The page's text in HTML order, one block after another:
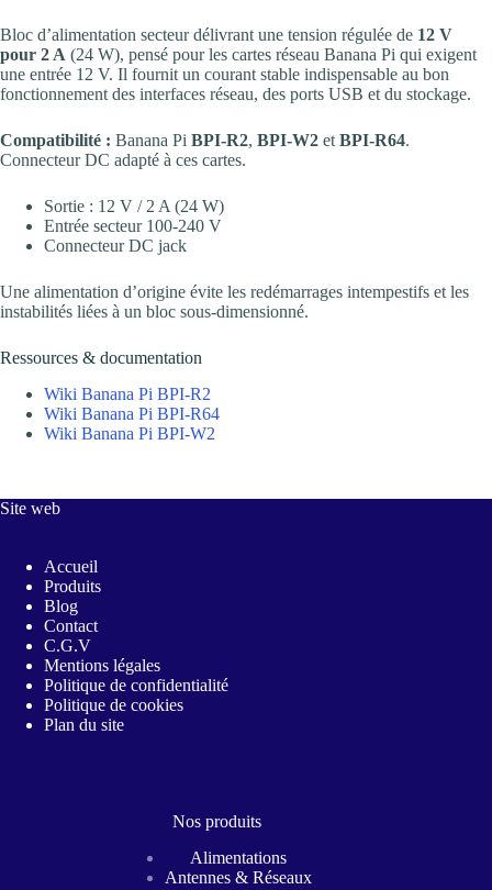
Bloc d’alimentation secteur délivrant une tension régulée de 12 V
pour 2 A (24 W), pensé pour les cartes réseau Banana Pi qui exigent
une entrée 12 V. Il fournit un courant stable indispensable au bon
fonctionnement des interfaces réseau, des ports USB et du stockage.
Compatibilité : Banana Pi BPI-R2, BPI-W2 et BPI-R64.
Connecteur DC adapté à ces cartes.
Sortie : 12 V / 2 A (24 W)
Entrée secteur 100-240 V
Connecteur DC jack
Une alimentation d’origine évite les redémarrages intempestifs et les
instabilités liées à un bloc sous-dimensionné.
Ressources & documentation
Wiki Banana Pi BPI-R2
Wiki Banana Pi BPI-R64
Wiki Banana Pi BPI-W2
Site web
Accueil
Produits
Blog
Contact
C.G.V
Mentions légales
Politique de confidentialité
Politique de cookies
Plan du site
Nos produits
Alimentations
Antennes & Réseaux